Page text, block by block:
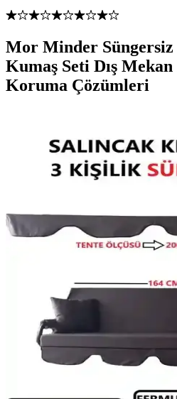
Mor Minder Süngersiz
Kumaş Seti Dış Mekan
Koruma Çözümleri